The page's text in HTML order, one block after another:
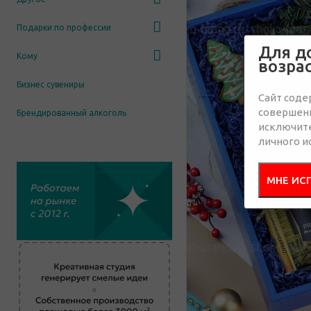
Подарки по профессии
Кому
Бизнес сувениры
Брендированный алкоголь
Для
Сайт
личного
МНЕ